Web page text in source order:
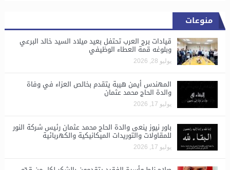
منوعات
قيادات برج العرب تحتفل بعيد ميلاد السيد خالد البرعي
وبلوغه قمة العطاء الوظيفي
يوليو 28, 2026
المهندس أيمن هيبة يتقدم بخالص العزاء في وفاة
والدة الحاج محمد عثمان
يوليو 17, 2026
باور نيوز ينعى والدة الحاج محمد عثمان رئيس شركة النور
للمقاولات والتوريدات الميكانيكية والكهربائية
يوليو 17, 2026